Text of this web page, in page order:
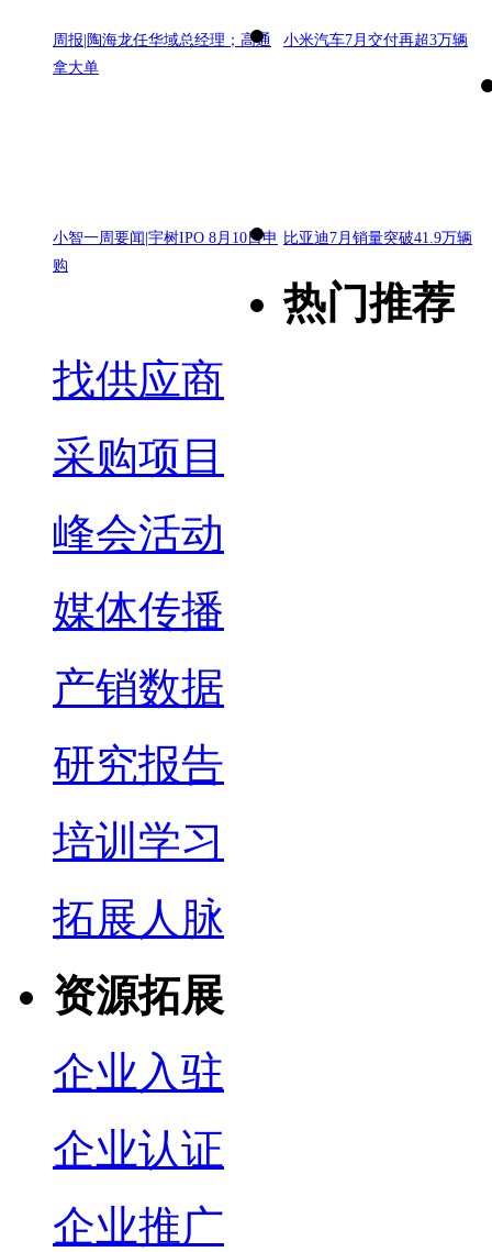
周报|陶海龙任华域总经理；高通
拿大单
小米汽车7月交付再超3万辆
小智一周要闻|宇树IPO 8月10日申
购
比亚迪7月销量突破41.9万辆
热门推荐
找供应商
采购项目
峰会活动
媒体传播
产销数据
研究报告
培训学习
拓展人脉
资源拓展
企业入驻
企业认证
企业推广